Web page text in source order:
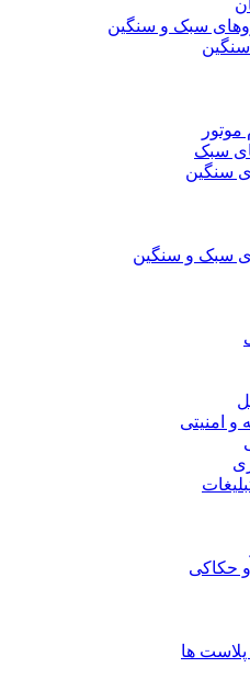
سبک و سنگین
سبک
سنگین
سبک و سنگین
و امنیتی
حکاکی
پلاست ها